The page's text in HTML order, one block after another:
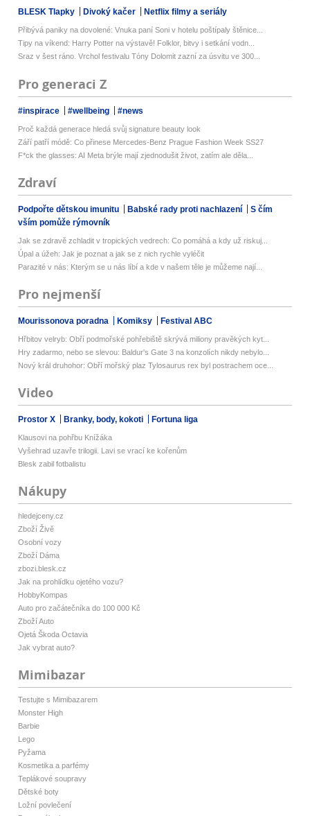
BLESK Tlapky Divoký kačer Netflix filmy a seriály
Přibývá paniky na dovolené: Vnuka paní Soni v hotelu poštípaly štěnice...
Tipy na víkend: Harry Potter na výstavě! Folklor, bitvy i setkání vodn...
Sraz v šest ráno. Vrchol festivalu Tóny Dolomit zazní za úsvitu ve 300...
Pro generaci Z
#inspirace #wellbeing #news
Proč každá generace hledá svůj signature beauty look
Září patří módě: Co přinese Mercedes-Benz Prague Fashion Week SS27
F*ck the glasses: AI Meta brýle mají zjednodušit život, zatím ale děla...
Zdraví
Podpořte dětskou imunitu Babské rady proti nachlazení
S čím
vším pomůže rýmovník
Jak se zdravě zchladit v tropických vedrech: Co pomáhá a kdy už riskuj...
Úpal a úžeh: Jak je poznat a jak se z nich rychle vyléčit
Parazité v nás: Kterým se u nás líbí a kde v našem těle je můžeme nají...
Pro nejmenší
Mourissonova poradna Komiksy Festival ABC
Hřbitov velryb: Obří podmořské pohřebiště skrývá miliony pravěkých kyt...
Hry zadarmo, nebo se slevou: Baldur's Gate 3 na konzolích nikdy nebylo...
Nový král druhohor: Obří mořský plaz Tylosaurus rex byl postrachem oce...
Video
Prostor X Branky, body, kokoti Fortuna liga
Klausovi na pohřbu Knížáka
Vyšehrad uzavře trilogii. Lavi se vrací ke kořenům
Blesk zabil fotbalistu
Nákupy
hledejceny.cz
Zboží Živě
Osobní vozy
Zboží Dáma
zbozi.blesk.cz
Jak na prohlídku ojetého vozu?
HobbyKompas
Auto pro začátečníka do 100 000 Kč
Zboží Auto
Ojetá Škoda Octavia
Jak vybrat auto?
Mimibazar
Testujte s Mimibazarem
Monster High
Barbie
Lego
Pyžama
Kosmetika a parfémy
Teplákové soupravy
Dětské boty
Ložní povlečení